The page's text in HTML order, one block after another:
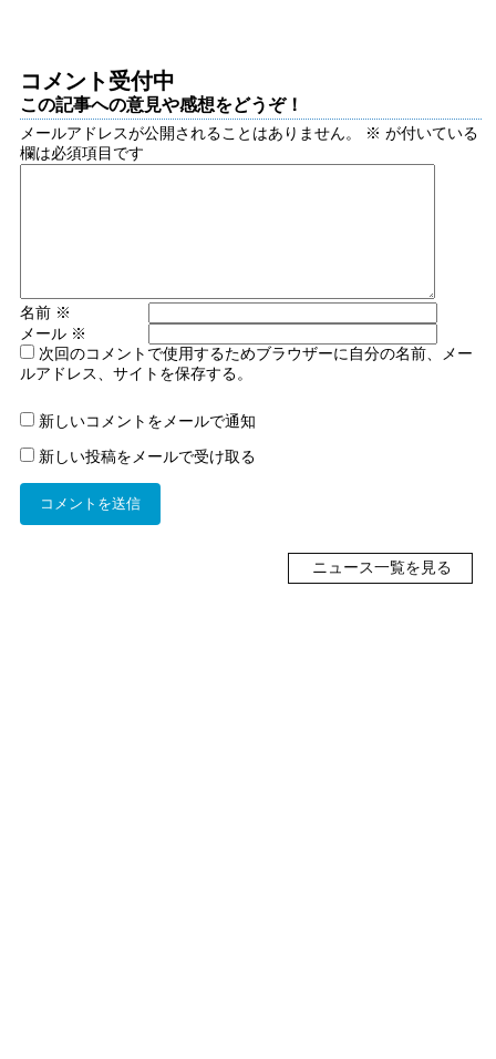
コメント受付中
この記事への意見や感想をどうぞ！
メールアドレスが公開されることはありません。 ※ が付いている
欄は必須項目です
名前 ※
メール ※
次回のコメントで使用するためブラウザーに自分の名前、メー
ルアドレス、サイトを保存する。
新しいコメントをメールで通知
新しい投稿をメールで受け取る
ニュース一覧を見る